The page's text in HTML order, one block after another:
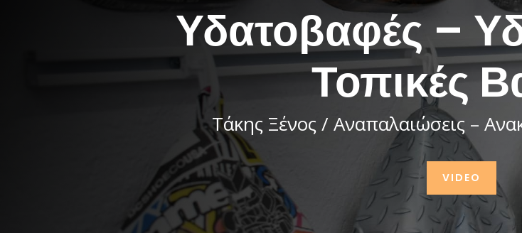
Υδατοβαφές –
Τοπικές
Τάκης Ξένος / Αναπαλαιώσεις –
VIDEO